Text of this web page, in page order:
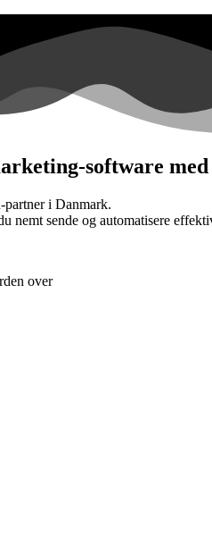
software
i Danmark.
nemt sende og automatisere
over